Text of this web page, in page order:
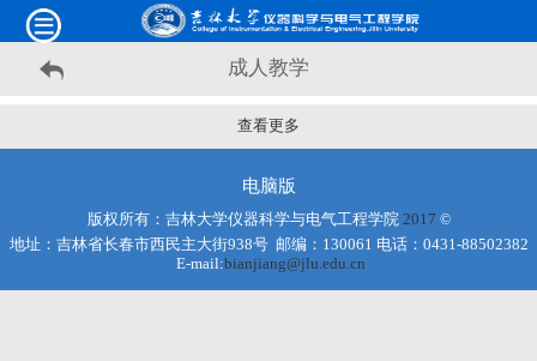
成人教学
查看更多
电脑版
版权所有：吉林大学仪器科学与电气工程学院 2017 ©
地址：吉林省长春市西民主大街938号 邮编：130061 电话：0431-88502382
E-mail:bianjiang@jlu.edu.cn